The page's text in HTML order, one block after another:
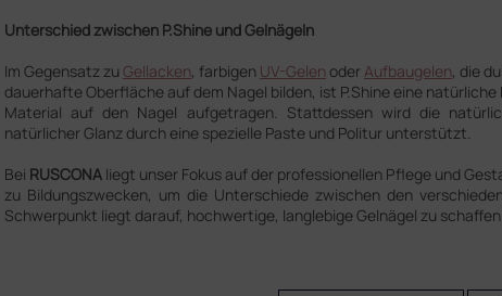
Unterschied zwischen P.Shine und Gelnägeln
Im Gegensatz zu Gellacken, farbigen UV-Gelen oder Aufbaugelen, die
dauerhafte Oberfläche auf dem Nagel bilden, ist P.Shine eine
Material auf den Nagel aufgetragen. Stattdessen wird die
natürlicher Glanz durch eine spezielle Paste und Politur unterstützt.
Bei RUSCONA liegt unser Fokus auf der professionellen Pflege und
zu Bildungszwecken, um die Unterschiede zwischen den
Schwerpunkt liegt darauf, hochwertige, langlebige Gelnägel zu